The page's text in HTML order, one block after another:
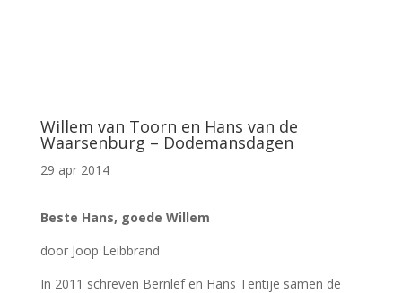
Willem van Toorn en Hans van de
Waarsenburg – Dodemansdagen
29 apr 2014
Beste Hans, goede Willem
door Joop Leibbrand
In 2011 schreven Bernlef en Hans Tentije samen de